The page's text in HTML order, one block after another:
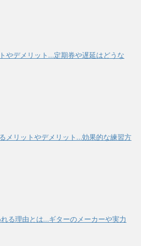
やデメリット…定期券や遅延はどうな
メリットやデメリット…効果的な練習方
る理由とは…ギターのメーカーや実力